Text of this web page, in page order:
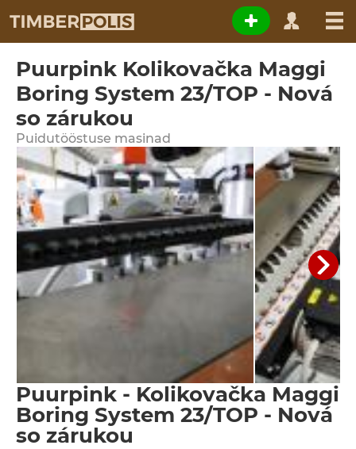
Puurpink Kolikovačka Maggi
Boring System 23/TOP - Nová
so zárukou
Puidutööstuse masinad
Puurpink - Kolikovačka Maggi
Boring System 23/TOP - Nová
so zárukou